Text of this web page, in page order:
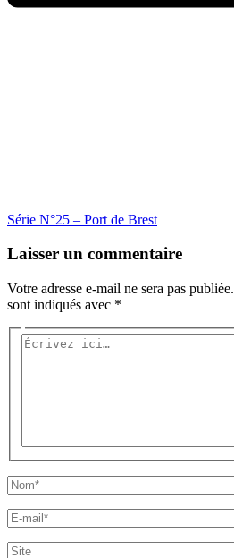
Série N°25 – Port de Brest
Laisser un commentaire
Votre adresse e-mail ne sera pas publiée.
sont indiqués avec *
Écrivez
Nom*
E-
mail*
Site